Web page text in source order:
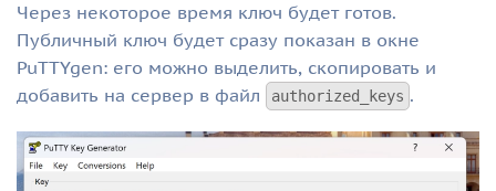
Через некоторое время ключ будет готов.
Публичный ключ будет сразу показан в окне
PuTTYgen: его можно выделить, скопировать и
добавить на сервер в файл
authorized_keys .